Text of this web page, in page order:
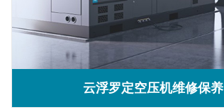
云浮罗定空压机维修保养